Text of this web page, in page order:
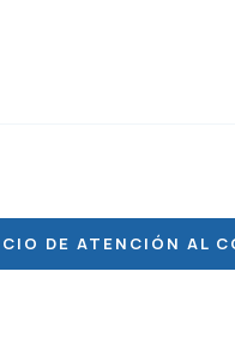
DE ATENCIÓN AL